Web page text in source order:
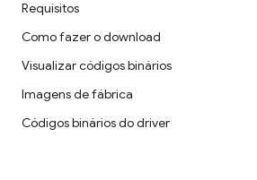
Requisitos
Como fazer o download
Visualizar códigos binários
Imagens de fábrica
Códigos binários do driver